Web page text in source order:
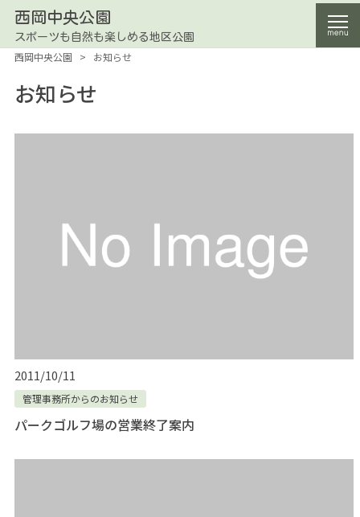
西岡中央公園
スポーツも自然も楽しめる地区公園
西岡中央公園 > お知らせ
お知らせ
2011/10/11
管理事務所からのお知らせ
パークゴルフ場の営業終了案内